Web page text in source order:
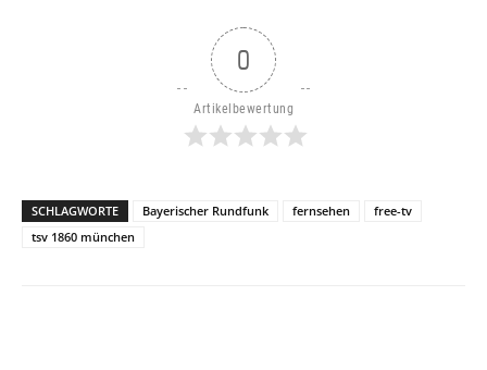
0
Artikelbewertung
SCHLAGWORTE Bayerischer Rundfunk fernsehen
free-tv
tsv 1860 münchen